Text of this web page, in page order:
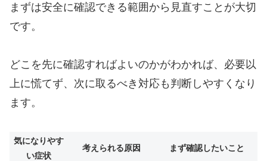
まずは安全に確認できる範囲から見直すことが大切
です。
どこを先に確認すればよいのかがわかれば、必要以
上に慌てず、次に取るべき対応も判断しやすくなり
ます。
気になりやす
い症状
考えられる原因 まず確認したいこと